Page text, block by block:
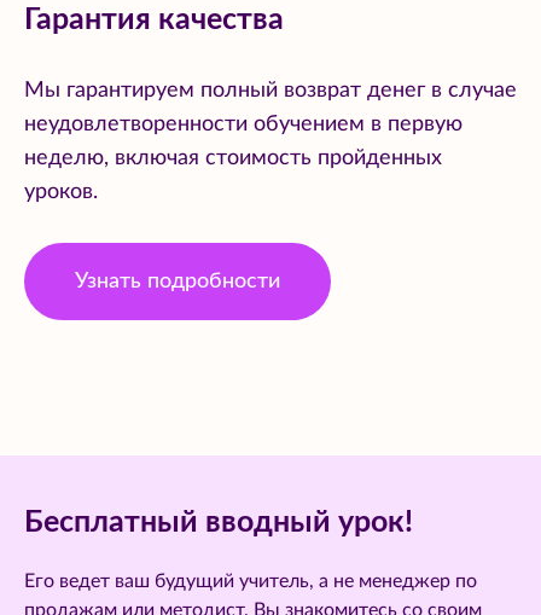
Гарантия качества
Мы гарантируем полный возврат денег в случае
неудовлетворенности обучением в первую
неделю, включая стоимость пройденных
уроков.
Узнать подробности
Бесплатный вводный урок!
Его ведет ваш будущий учитель, а не менеджер по
продажам или методист. Вы знакомитесь со своим